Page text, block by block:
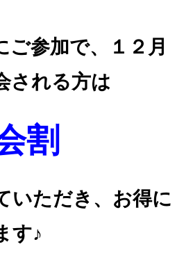
ご参加で、１２月
される方は
割
いただき、お得に
す♪